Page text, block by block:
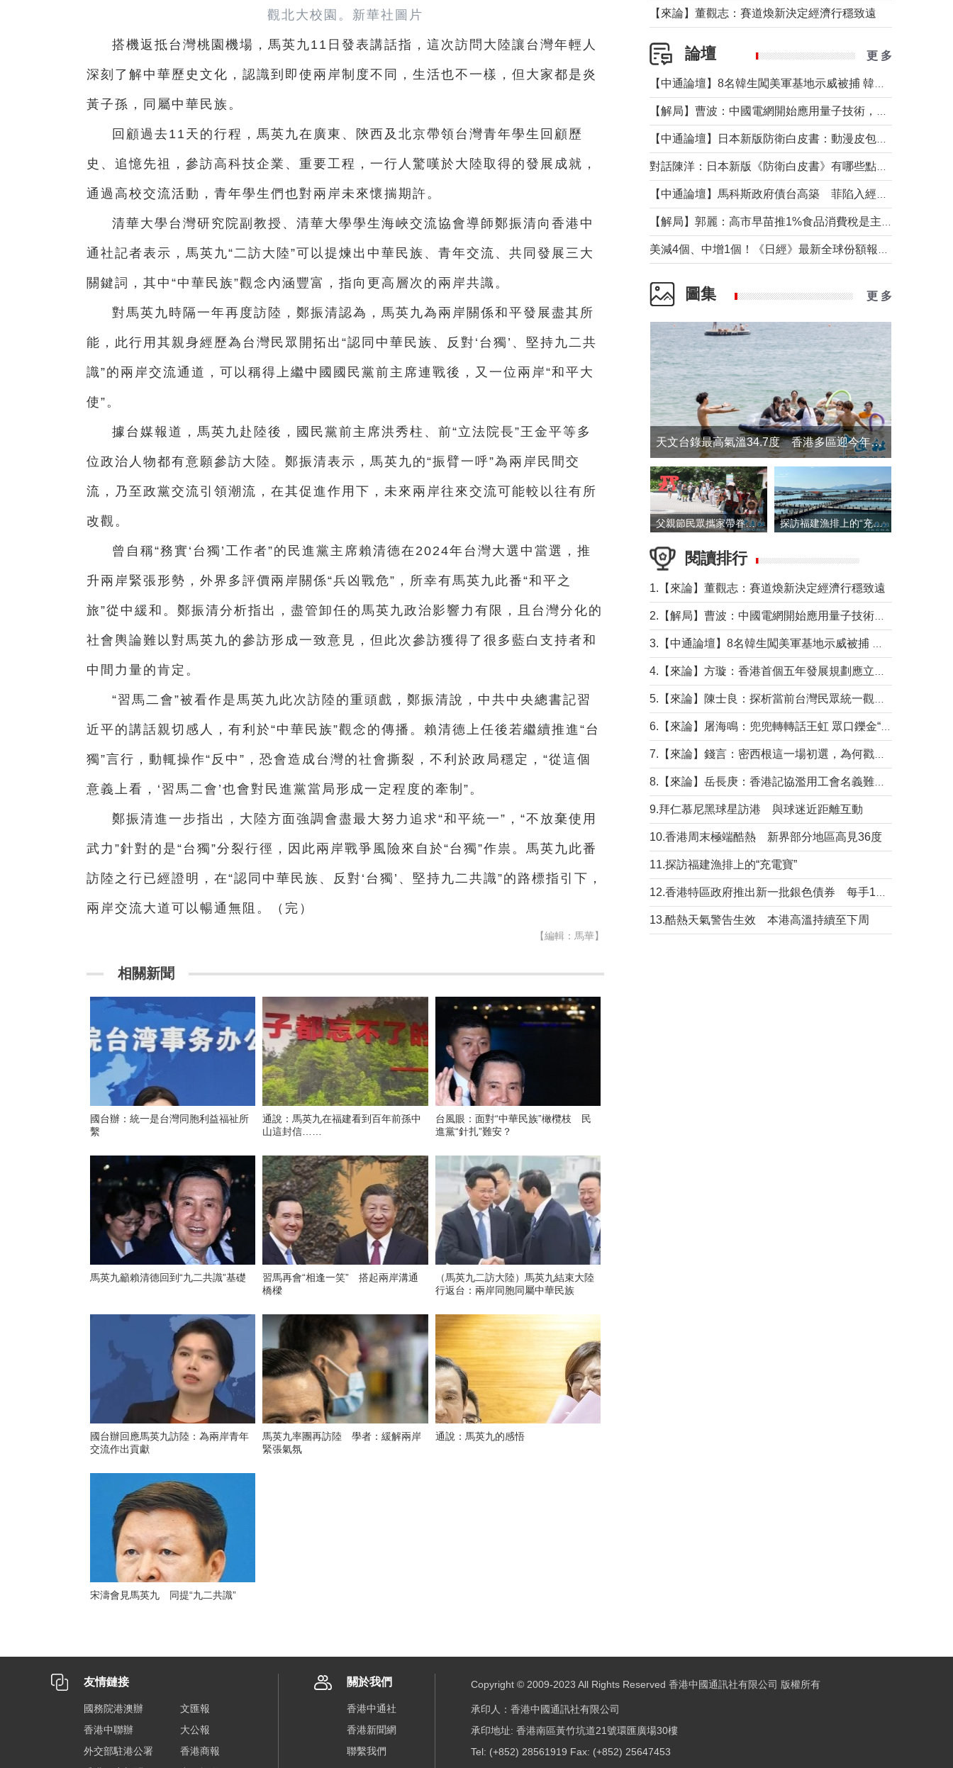
觀北大校園。新華社圖片
搭機返抵台灣桃園機場，馬英九11日發表講話指，這次訪問大陸讓台灣年輕人
深刻了解中華歷史文化，認識到即使兩岸制度不同，生活也不一樣，但大家都是炎
黃子孫，同屬中華民族。
回顧過去11天的行程，馬英九在廣東、陝西及北京帶領台灣青年學生回顧歷
史、追憶先祖，參訪高科技企業、重要工程，一行人驚嘆於大陸取得的發展成就，
通過高校交流活動，青年學生們也對兩岸未來懷揣期許。
清華大學台灣研究院副教授、清華大學學生海峽交流協會導師鄭振清向香港中
通社記者表示，馬英九“二訪大陸”可以提煉出中華民族、青年交流、共同發展三大
關鍵詞，其中“中華民族”觀念內涵豐富，指向更高層次的兩岸共識。
對馬英九時隔一年再度訪陸，鄭振清認為，馬英九為兩岸關係和平發展盡其所
能，此行用其親身經歷為台灣民眾開拓出“認同中華民族、反對‘台獨’、堅持九二共
識”的兩岸交流通道，可以稱得上繼中國國民黨前主席連戰後，又一位兩岸“和平大
使”。
據台媒報道，馬英九赴陸後，國民黨前主席洪秀柱、前“立法院長”王金平等多
位政治人物都有意願參訪大陸。鄭振清表示，馬英九的“振臂一呼”為兩岸民間交
流，乃至政黨交流引領潮流，在其促進作用下，未來兩岸往來交流可能較以往有所
改觀。
曾自稱“務實‘台獨’工作者”的民進黨主席賴清德在2024年台灣大選中當選，推
升兩岸緊張形勢，外界多評價兩岸關係“兵凶戰危”，所幸有馬英九此番“和平之
旅”從中緩和。鄭振清分析指出，盡管卸任的馬英九政治影響力有限，且台灣分化的
社會輿論難以對馬英九的參訪形成一致意見，但此次參訪獲得了很多藍白支持者和
中間力量的肯定。
“習馬二會”被看作是馬英九此次訪陸的重頭戲，鄭振清說，中共中央總書記習
近平的講話親切感人，有利於“中華民族”觀念的傳播。賴清德上任後若繼續推進“台
獨”言行，動輒操作“反中”，恐會造成台灣的社會撕裂，不利於政局穩定，“從這個
意義上看，‘習馬二會’也會對民進黨當局形成一定程度的牽制”。
鄭振清進一步指出，大陸方面強調會盡最大努力追求“和平統一”，“不放棄使用
武力”針對的是“台獨”分裂行徑，因此兩岸戰爭風險來自於“台獨”作祟。馬英九此番
訪陸之行已經證明，在“認同中華民族、反對‘台獨’、堅持九二共識”的路標指引下，
兩岸交流大道可以暢通無阻。（完）
【編輯：馬華】
相關新聞
國台辦：統一是台灣同胞利益福祉所
繫
通說：馬英九在福建看到百年前孫中
山這封信……
台風眼：面對“中華民族”橄欖枝 民
進黨“針扎”難安？
馬英九籲賴清德回到“九二共識”基礎
習馬再會“相逢一笑” 搭起兩岸溝通
橋樑
（馬英九二訪大陸）馬英九結束大陸
行返台：兩岸同胞同屬中華民族
國台辦回應馬英九訪陸：為兩岸青年
交流作出貢獻
馬英九率團再訪陸 學者：緩解兩岸
緊張氣氛
通說：馬英九的感悟
宋濤會見馬英九 同提“九二共識”
【來論】董觀志：賽道煥新決定經濟行穩致遠
論壇 更 多
圖集 更 多
天文台錄最高氣溫34.7度 香港多區迎今年最熱一天
父親節民眾攜家帶眷出遊 探訪福建漁排上的“充電寶”
閱讀排行
1.【來論】董觀志：賽道煥新決定經濟行穩致遠
9.拜仁慕尼黑球星訪港 與球迷近距離互動
10.香港周末極端酷熱 新界部分地區高見36度
11.探訪福建漁排上的“充電寶”
13.酷熱天氣警告生效 本港高溫持續至下周
友情鏈接
國務院港澳辦
文匯報
香港中聯辦
大公報
外交部駐港公署
香港商報
關於我們
香港中通社
香港新聞網
聯繫我們
Copyright © 2009-2023 All Rights Reserved 香港中國通訊社有限公司 版權所有
承印人：香港中國通訊社有限公司
承印地址: 香港南區黃竹坑道21號環匯廣場30樓
Tel: (+852) 28561919 Fax: (+852) 25647453